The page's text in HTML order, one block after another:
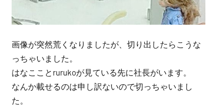
画像が突然荒くなりましたが、切り出したらこうな
っちゃいました。
はなこことrurukoが見ている先に社長がいます。
なんか載せるのは申し訳ないので切っちゃいまし
た。